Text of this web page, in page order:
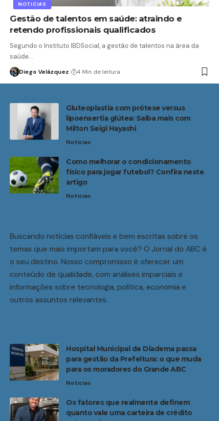
NOTICIAS
Gestão de talentos em saúde: atraindo e
retendo profissionais qualificados
Segundo o Instituto IBDSocial, a gestão de talentos na área da
saúde…
Diego Velázquez 4 Min de leitura
Gluteoplastia com prótese versus
lipoenxertia glútea: Saiba mais com
Milton Seigi Hayashi
Noticias
Como melhorar o condicionamento
físico para jogar futebol? Confira neste
artigo
Noticias
Buscando notícias confiáveis e bem escritas sobre os
temas que mais importam para você? O Jornal do ABC é
o seu destino. Nosso compromisso é oferecer um
conteúdo de qualidade, com análises imparciais e
informações sobre tecnologia, política, economia e
outros assuntos relevantes.
Hospital Municipal de Diadema passa
para gestão da Prefeitura: o que muda
para os moradores do Grande ABC
Noticias
Os fatores que realmente definem
quanto vale uma carteira de crédito